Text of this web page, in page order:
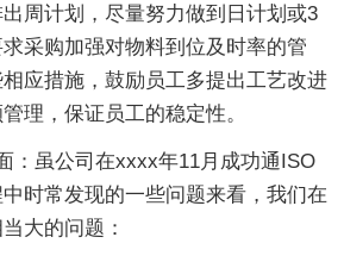
周计划，尽量努力做到日计划或3
采购加强对物料到位及时率的管
应措施，鼓励员工多提出工艺改进
理，保证员工的稳定性。
：虽公司在xxxx年11月成功通ISO
时常发现的一些问题来看，我们在
大的问题：